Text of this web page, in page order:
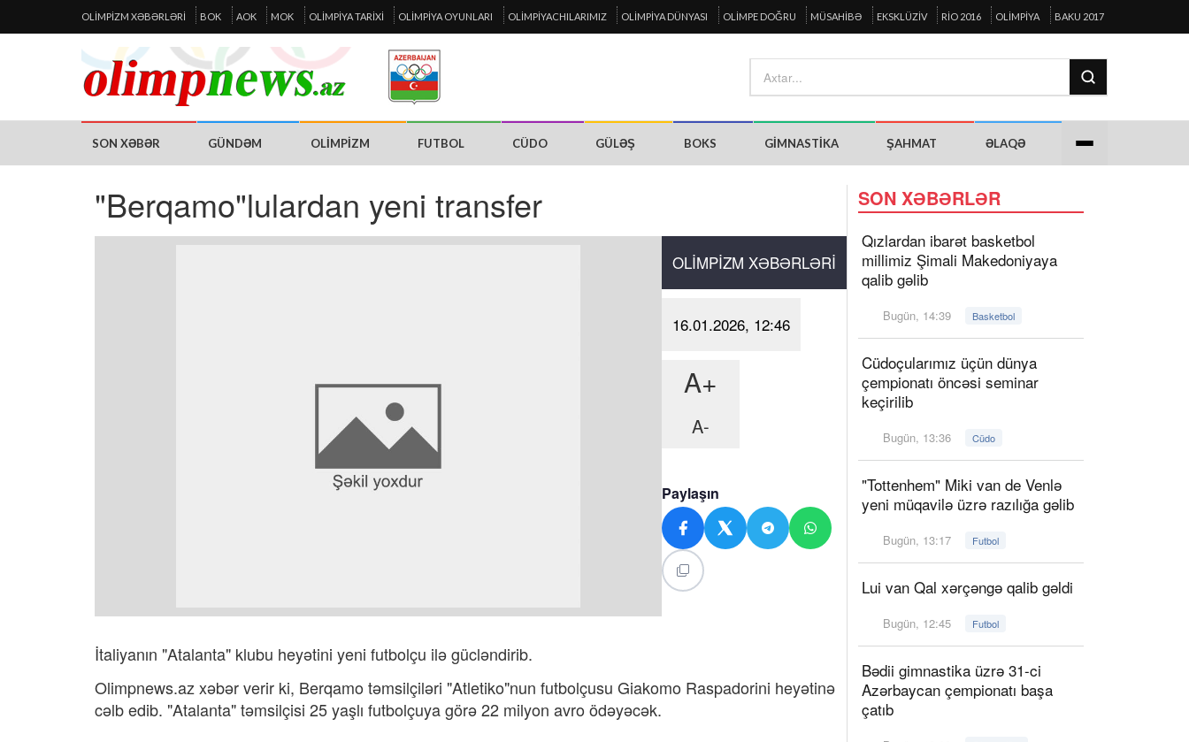
OLIMPIZM XƏBƏRLƏRI BOK AOK MOK OLIMPIYA TARIXI OLIMPIYA OYUNLARI OLIMPIYACHILARIMIZ OLIMPIYA DÜNYASI OLIMPE DOĞRU MÜSAHIBƏ EKSKLÜZIV RIO 2016 OLIMPIYA BAKU 2017
SON XƏBƏR GÜNDƏM OLIMPIZM FUTBOL CÜDO GÜLƏŞ BOKS GIMNASTIKA ŞAHMAT ƏLAQƏ
"Berqamo"lulardan yeni transfer
OLIMPIZM XƏBƏRLƏRI
16.01.2026, 12:46
A+
A-
Paylaşın
İtaliyanın "Atalanta" klubu heyətini yeni futbolçu ilə gücləndirib.
Olimpnews.az xəbər verir ki, Berqamo təmsilçiləri "Atletiko"nun futbolçusu Giakomo Raspadorini heyətinə
cəlb edib. "Atalanta" təmsilçisi 25 yaşlı futbolçuya görə 22 milyon avro ödəyəcək.
SON XƏBƏRLƏR
Qızlardan ibarət basketbol
millimiz Şimali Makedoniyaya
qalib gəlib
Bugün, 14:39 Basketbol
Cüdoçularımız üçün dünya
çempionatı öncəsi seminar
keçirilib
Bugün, 13:36 Cüdo
"Tottenhem" Miki van de Venlə
yeni müqavilə üzrə razılığa gəlib
Bugün, 13:17 Futbol
Lui van Qal xərçəngə qalib gəldi
Bugün, 12:45 Futbol
Bədii gimnastika üzrə 31-ci
Azərbaycan çempionatı başa
çatıb